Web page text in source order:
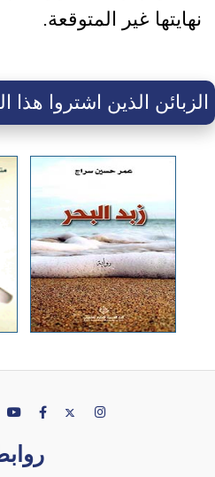
نهايتها غير المتوقعة.
الزبائن الذين اشتروا هذا